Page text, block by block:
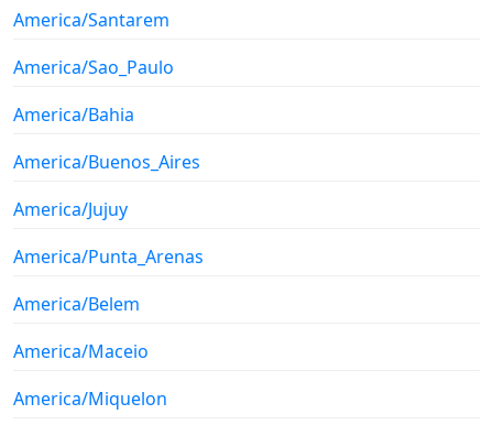
America/Santarem
America/Sao_Paulo
America/Bahia
America/Buenos_Aires
America/Jujuy
America/Punta_Arenas
America/Belem
America/Maceio
America/Miquelon